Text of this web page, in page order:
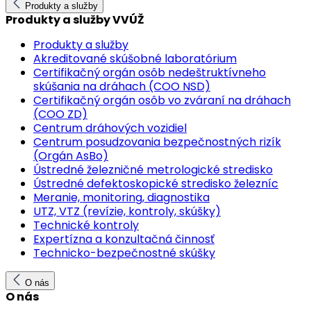
Produkty a služby
Produkty a služby VVÚŽ
Produkty a služby
Akreditované skúšobné laboratórium
Certifikačný orgán osôb nedeštruktívneho
skúšania na dráhach (COO NSD)
Certifikačný orgán osôb vo zváraní na dráhach
(COO ZD)
Centrum dráhových vozidiel
Centrum posudzovania bezpečnostných rizík
(Orgán AsBo)
Ústredné železničné metrologické stredisko
Ústredné defektoskopické stredisko železníc
Meranie, monitoring, diagnostika
UTZ, VTZ (revízie, kontroly, skúšky)
Technické kontroly
Expertízna a konzultačná činnosť
Technicko-bezpečnostné skúšky
O nás
O nás